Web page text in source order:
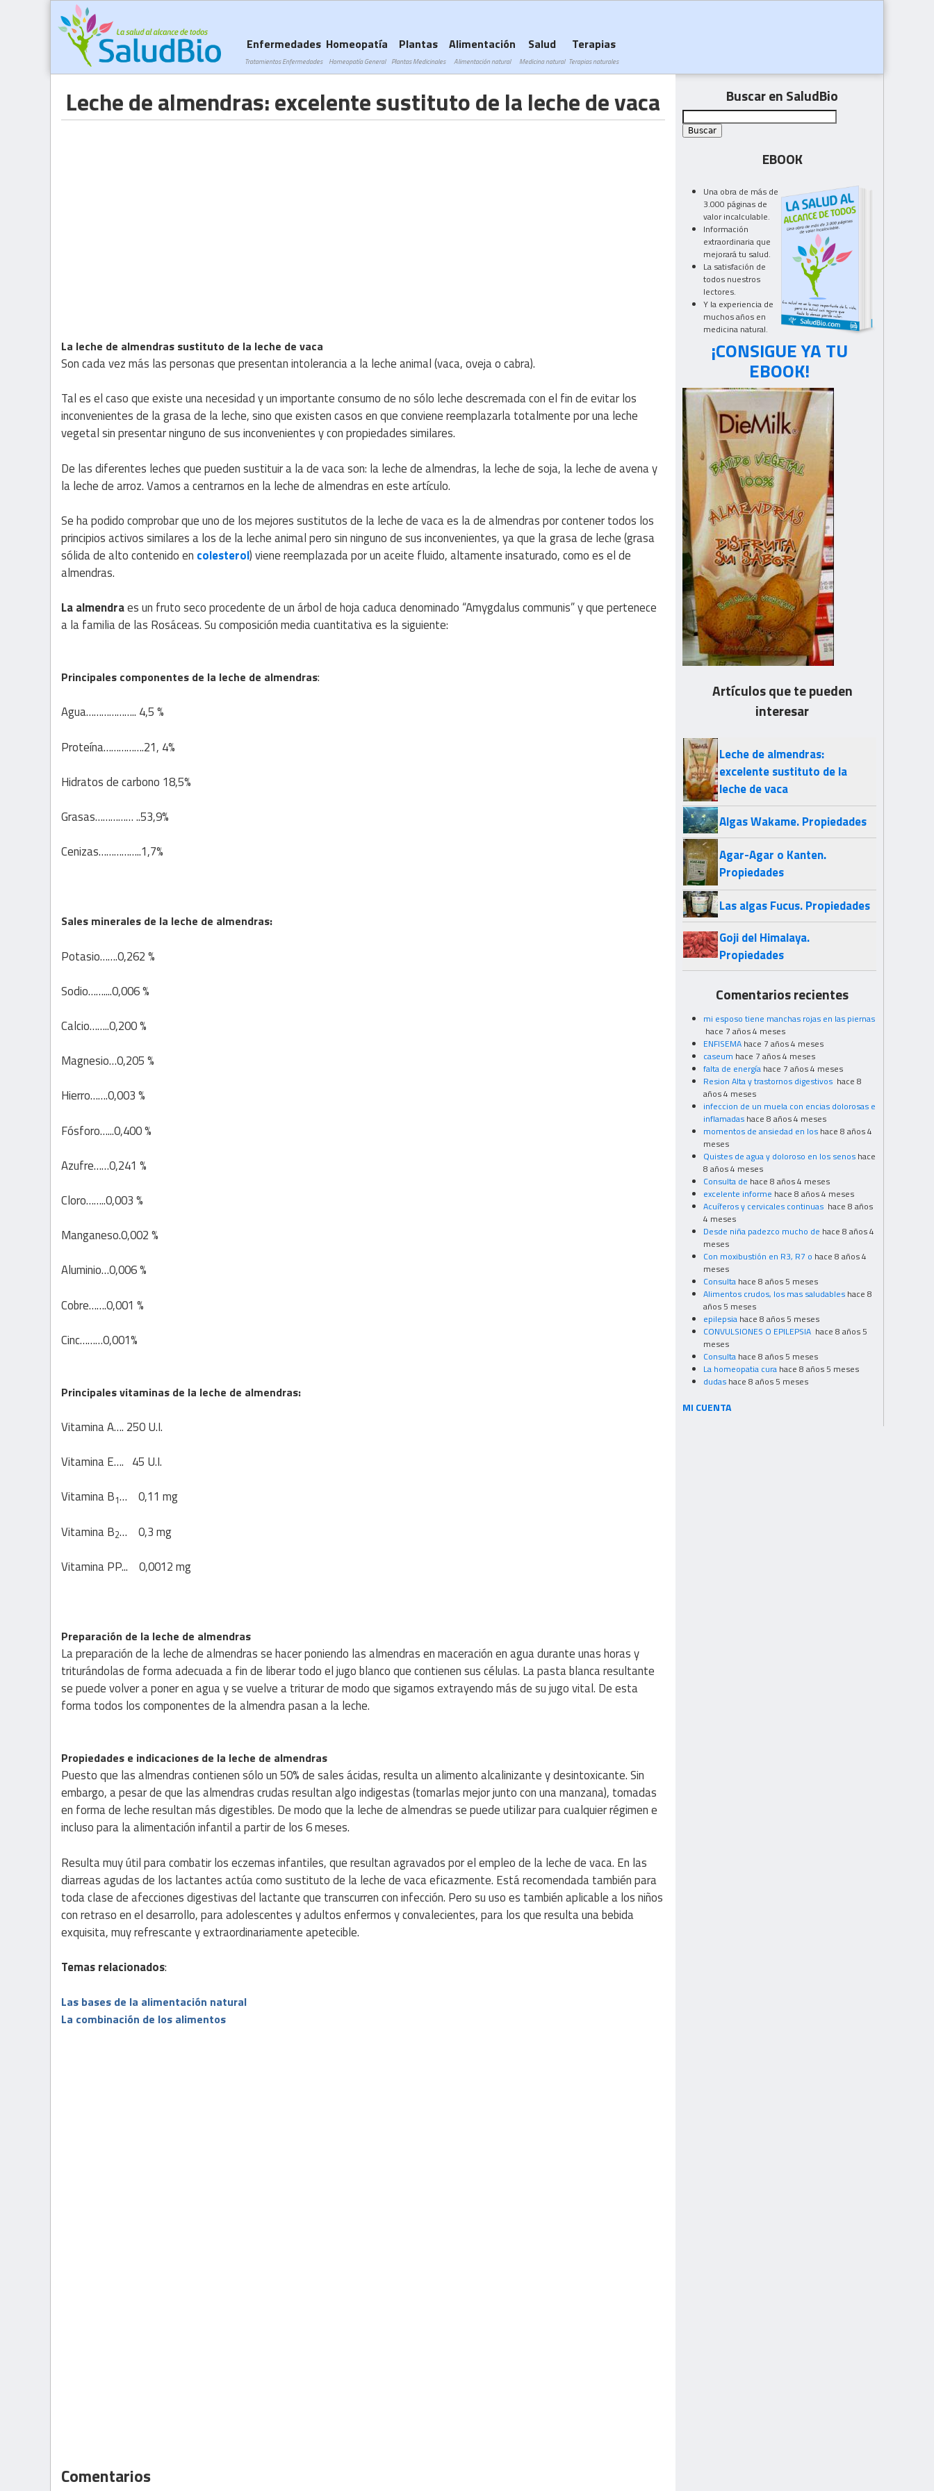
Leche de almendras: excelente sustituto de la leche de vaca
La leche de almendras sustituto de la leche de vaca
Son cada vez más las personas que presentan intolerancia a la leche animal (vaca, oveja o cabra).
Tal es el caso que existe una necesidad y un importante consumo de no sólo leche descremada con el fin de evitar los
inconvenientes de la grasa de la leche, sino que existen casos en que conviene reemplazarla totalmente por una leche
vegetal sin presentar ninguno de sus inconvenientes y con propiedades similares.
De las diferentes leches que pueden sustituir a la de vaca son: la leche de almendras, la leche de soja, la leche de avena y
la leche de arroz. Vamos a centrarnos en la leche de almendras en este artículo.
Se ha podido comprobar que uno de los mejores sustitutos de la leche de vaca es la de almendras por contener todos los
principios activos similares a los de la leche animal pero sin ninguno de sus inconvenientes, ya que la grasa de leche (grasa
sólida de alto contenido en colesterol) viene reemplazada por un aceite fluido, altamente insaturado, como es el de
almendras.
La almendraes un fruto seco procedente de un árbol de hoja caduca denominado “Amygdalus communis” y que pertenece
a la familia de las Rosáceas. Su composición media cuantitativa es la siguiente:
Principales componentes de la leche de almendras:
Agua……………….. 4,5 %
Proteína…………….21, 4%
Hidratos de carbono 18,5%
Grasas…………… ..53,9%
Cenizas……………..1,7%
Sales minerales de la leche de almendras:
Potasio…….0,262 %
Sodio……....0,006 %
Calcio……..0,200 %
Magnesio…0,205 %
Hierro…….0,003 %
Fósforo…...0,400 %
Azufre……0,241 %
Cloro……..0,003 %
Manganeso.0,002 %
Aluminio…0,006 %
Cobre…….0,001 %
Cinc………0,001%
Principales vitaminas de la leche de almendras:
Vitamina A…. 250 U.I.
Vitamina E…. 45 U.I.
Vitamina B1… 0,11 mg
Vitamina B2… 0,3 mg
Vitamina PP... 0,0012 mg
Preparación de la leche de almendras
La preparación de la leche de almendras se hacer poniendo las almendras en maceración en agua durante unas horas y
triturándolas de forma adecuada a fin de liberar todo el jugo blanco que contienen sus células. La pasta blanca resultante
se puede volver a poner en agua y se vuelve a triturar de modo que sigamos extrayendo más de su jugo vital. De esta
forma todos los componentes de la almendra pasan a la leche.
Propiedades e indicaciones de la leche de almendras
Puesto que las almendras contienen sólo un 50% de sales ácidas, resulta un alimento alcalinizante y desintoxicante. Sin
embargo, a pesar de que las almendras crudas resultan algo indigestas (tomarlas mejor junto con una manzana), tomadas
en forma de leche resultan más digestibles. De modo que la leche de almendras se puede utilizar para cualquier régimen e
incluso para la alimentación infantil a partir de los 6 meses.
Resulta muy útil para combatir los eczemas infantiles, que resultan agravados por el empleo de la leche de vaca. En las
diarreas agudas de los lactantes actúa como sustituto de la leche de vaca eficazmente. Está recomendada también para
toda clase de afecciones digestivas del lactante que transcurren con infección. Pero su uso es también aplicable a los niños
con retraso en el desarrollo, para adolescentes y adultos enfermos y convalecientes, para los que resulta una bebida
exquisita, muy refrescante y extraordinariamente apetecible.
Temas relacionados:
Las bases de la alimentación natural
La combinación de los alimentos
Comentarios
Enfermedades
Tratamientos Enfermedades
Homeopatía
Homeopatía General
Plantas
Plantas Medicinales
Alimentación
Alimentación natural
Salud
Medicina natural
Terapias
Terapias naturales
Buscar en SaludBio
EBOOK
Una obra de más de
3.000 páginas de
valor incalculable.
Información
extraordinaria que
mejorará tu salud.
La satisfación de
todos nuestros
lectores.
Y la experiencia de
muchos años en
medicina natural.
¡CONSIGUE YA TU
EBOOK!
Artículos que te pueden
interesar
Leche de almendras:
excelente sustituto de la
leche de vaca
Algas Wakame. Propiedades
Agar-Agar o Kanten.
Propiedades
Las algas Fucus. Propiedades
Goji del Himalaya.
Propiedades
Comentarios recientes
mi esposo tiene manchas rojas en las piernas
hace 7 años 4 meses
ENFISEMA hace 7 años 4 meses
caseum hace 7 años 4 meses
falta de energía hace 7 años 4 meses
Resion Alta y trastornos digestivos hace 8
años 4 meses
infeccion de un muela con encias dolorosas e
inflamadas hace 8 años 4 meses
momentos de ansiedad en los hace 8 años 4
meses
Quistes de agua y doloroso en los senos hace
8 años 4 meses
Consulta de hace 8 años 4 meses
excelente informe hace 8 años 4 meses
Acuíferos y cervicales continuas hace 8 años
4 meses
Desde niña padezco mucho de hace 8 años 4
meses
Con moxibustión en R3, R7 o hace 8 años 4
meses
Consulta hace 8 años 5 meses
Alimentos crudos, los mas saludables hace 8
años 5 meses
epilepsia hace 8 años 5 meses
CONVULSIONES O EPILEPSIA hace 8 años 5
meses
Consulta hace 8 años 5 meses
La homeopatia cura hace 8 años 5 meses
dudas hace 8 años 5 meses
MI CUENTA